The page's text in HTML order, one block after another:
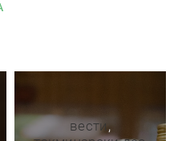
вести,